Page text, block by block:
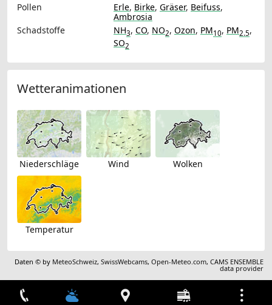
Pollen
Erle, Birke, Gräser, Beifuss,
Ambrosia
Schadstoffe
NH3, CO, NO2, Ozon, PM10, PM2.5,
SO2
Wetteranimationen
Niederschläge Wind Wolken
Temperatur
Daten © by MeteoSchweiz,SwissWebcams,Open-Meteo.com,CAMS ENSEMBLE
data provider